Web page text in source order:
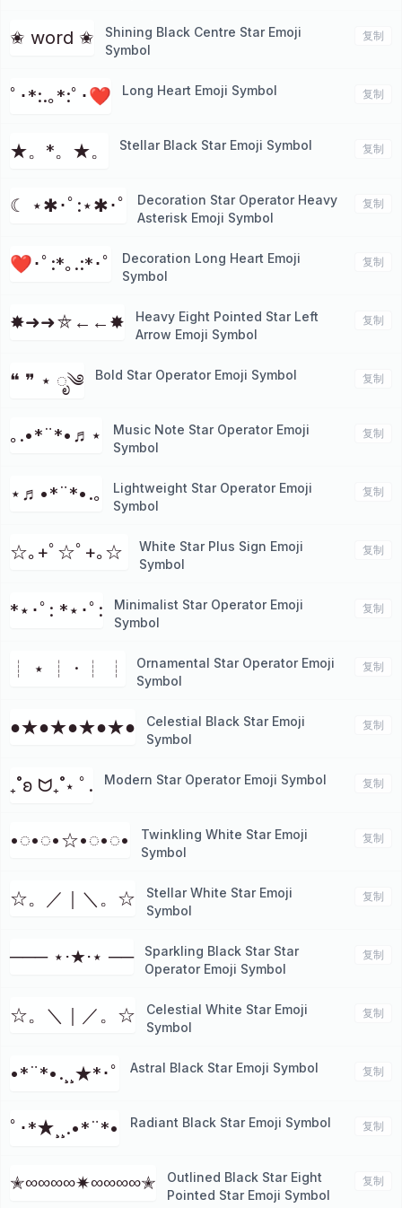
✬ word ✬
Shining Black Centre Star Emoji
Symbol
复制
ﾟ･*:.｡*:ﾟ･❤ Long Heart Emoji Symbol 复制
★。*。★。 Stellar Black Star Emoji Symbol 复制
☾ ⋆✱･ﾟ:⋆✱･ﾟ
Decoration Star Operator Heavy
Asterisk Emoji Symbol
复制
❤･ﾟ:*｡.:*･ﾟ
Decoration Long Heart Emoji
Symbol
复制
✸➜➜⛤←←✸
Heavy Eight Pointed Star Left
Arrow Emoji Symbol
复制
❝ ❞ ⋆ ೃ༄ Bold Star Operator Emoji Symbol 复制
｡.•*¨*•♬⋆
Music Note Star Operator Emoji
Symbol
复制
⋆♬•*¨*•.｡
Lightweight Star Operator Emoji
Symbol
复制
☆｡+ﾟ☆ﾟ+｡☆ ⁭
White Star Plus Sign Emoji
Symbol
复制
*⋆･ﾟ: *⋆･ﾟ:
Minimalist Star Operator Emoji
Symbol
复制
┊ ⋆ ┊ · ┊ ┊
Ornamental Star Operator Emoji
Symbol
复制
●★●★●★●★●⁭
Celestial Black Star Emoji
Symbol
复制
₊˚ʚ ᗢ₊˚⋆ ﾟ. Modern Star Operator Emoji Symbol 复制
•◌•◌•☆•◌•◌•
Twinkling White Star Emoji
Symbol
复制
☆。／｜＼。☆
Stellar White Star Emoji
Symbol
复制
─── ⋆⋅★⋅⋆ ──
Sparkling Black Star Star
Operator Emoji Symbol
复制
☆。＼｜／。☆
Celestial White Star Emoji
Symbol
复制
•*¨*•.¸¸★*･ﾟ Astral Black Star Emoji Symbol 复制
ﾟ･*★¸¸.•*¨*• Radiant Black Star Emoji Symbol 复制
✭∞∞∞∞✷∞∞∞∞✭
Outlined Black Star Eight
Pointed Star Emoji Symbol
复制